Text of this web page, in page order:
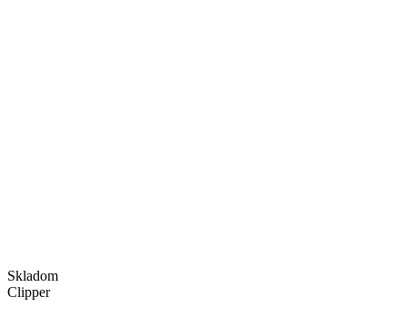
Skladom
Clipper